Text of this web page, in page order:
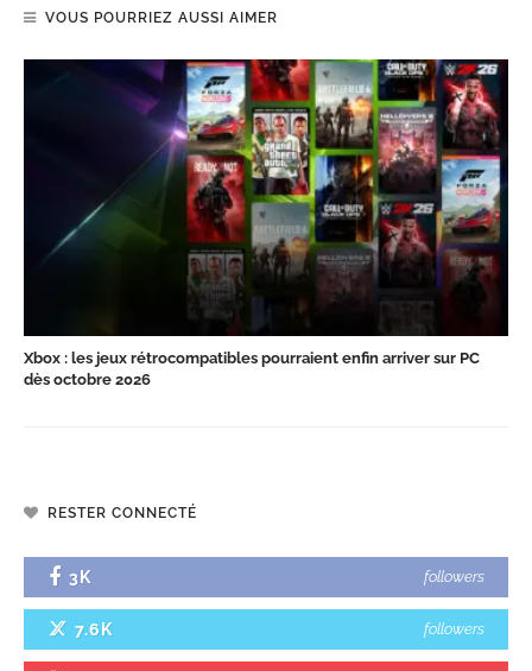
VOUS POURRIEZ AUSSI AIMER
Xbox : les jeux rétrocompatibles pourraient enfin arriver sur PC
dès octobre 2026
RESTER CONNECTÉ
3K followers
7.6K followers